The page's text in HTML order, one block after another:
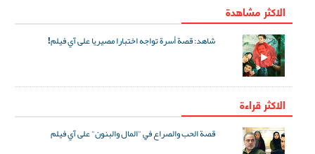
الاكثر مشاهدة
شاهد: قصة أسرة تواجه اختبارا مصيريا على آي فيلم!
الاكثر قراءة
قصة الحب والصراع في "المال والبنون" على آي فيلم